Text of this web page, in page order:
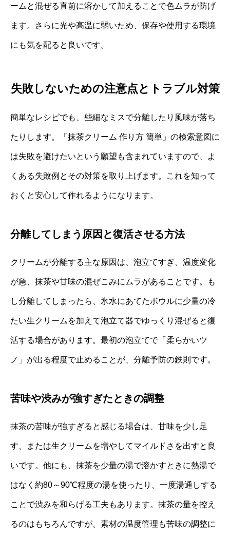
ームと混ぜる直前に溶かして加えることで色ムラが防げ
ます。さらに光や高温に弱いため、保存や使用する環境
にも気を配ると良いです。
失敗しないための注意点とトラブル対策
簡単なレシピでも、些細なミスで分離したり風味が落ち
たりします。「抹茶クリーム 作り方 簡単」の検索意図に
は失敗を避けたいという願望も含まれていますので、よ
くある失敗例とその対策を取り上げます。これを知って
おくと安心して作れるようになります。
分離してしまう原因と復活させる方法
クリームが分離する主な原因は、泡立てすぎ、温度変化
が急、抹茶や甘味の混ぜこみにムラがあることです。も
し分離してしまったら、氷水にあてたボウルに少量の冷
たい生クリームを加えて泡立て器でゆっくり混ぜると復
活する場合があります。最初の泡立てで「柔らかいツ
ノ」が出る程度で止めることが、分離予防の鉄則です。
苦味や渋みが強すぎたときの調整
抹茶の苦味が強すぎると感じる場合は、甘味を少し足
す、または生クリームを増やしてマイルドさを出すと良
いです。他にも、抹茶を少量の湯で溶かすときに熱湯で
はなく約80～90℃程度の湯を使ったり、一度湯通しする
ことで渋みを和らげる工夫もあります。抹茶の量を控え
るのはもちろんですが、素材の温度管理も苦味の調整に